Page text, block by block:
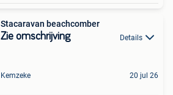
Stacaravan beachcomber
Zie omschrijving Details
Kemzeke 20 jul 26